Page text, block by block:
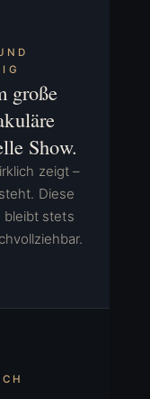
große
Show.
zeigt –
Diese
bleibt stets